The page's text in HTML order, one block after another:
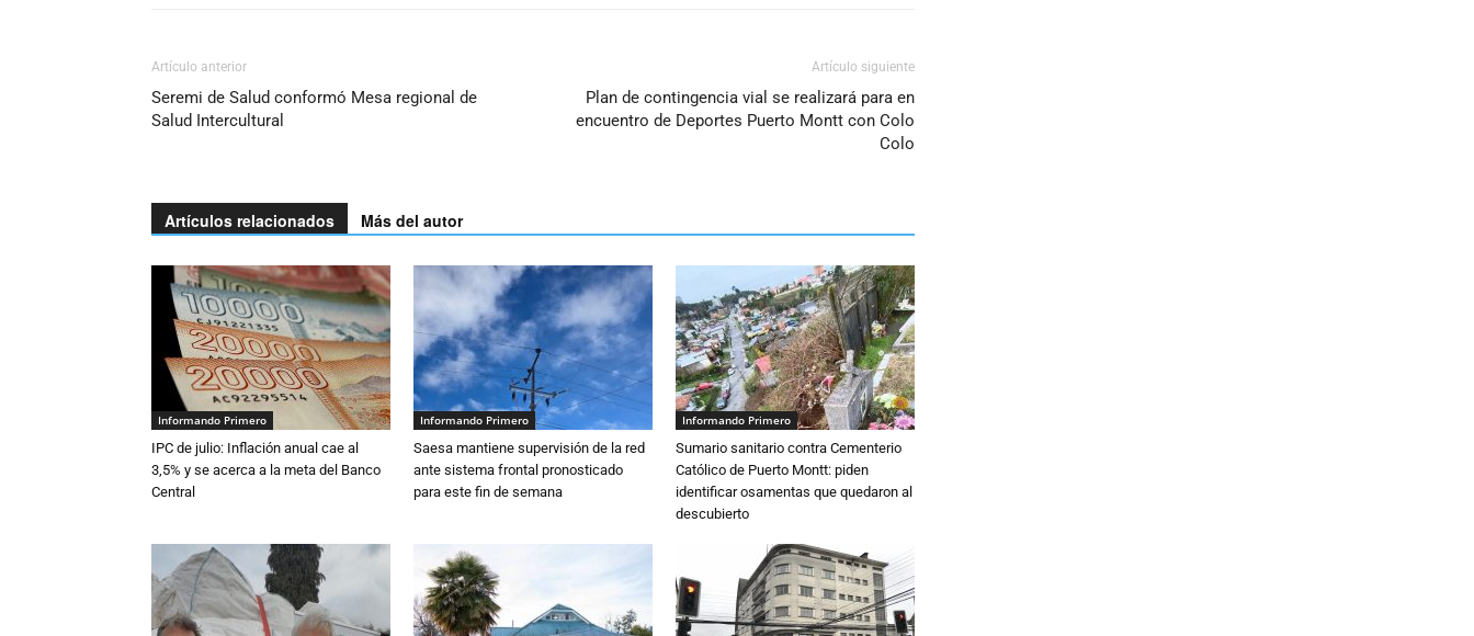
Artículo anterior
Seremi de Salud conformó Mesa regional de
Salud Intercultural
Artículo siguiente
Plan de contingencia vial se realizará para en
encuentro de Deportes Puerto Montt con Colo
Colo
Artículos relacionados Más del autor
Informando Primero
IPC de julio: Inflación anual cae al
3,5% y se acerca a la meta del Banco
Central
Informando Primero
Saesa mantiene supervisión de la red
ante sistema frontal pronosticado
para este fin de semana
Informando Primero
Sumario sanitario contra Cementerio
Católico de Puerto Montt: piden
identificar osamentas que quedaron al
descubierto